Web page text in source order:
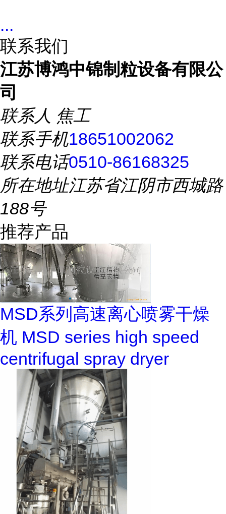
...
联系我们
江苏博鸿中锦制粒设备有限公
司
联系人 焦工
联系手机18651002062
联系电话0510-86168325
所在地址江苏省江阴市西城路
188号
推荐产品
MSD系列高速离心喷雾干燥
机 MSD series high speed
centrifugal spray dryer